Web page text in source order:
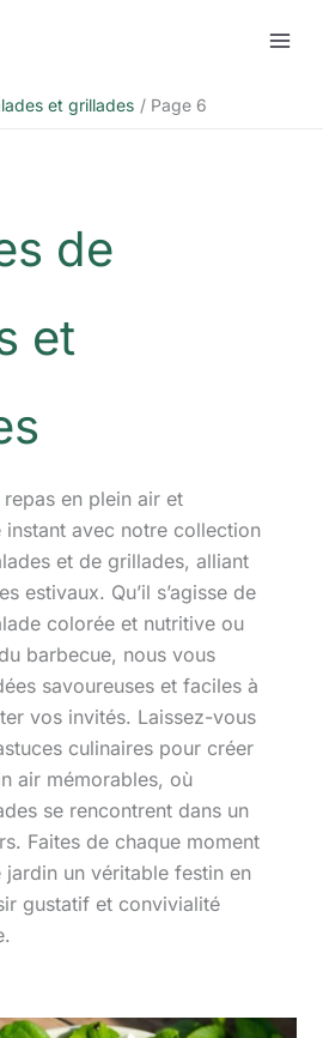
et grillades Page 6
de
et
en plein air et
instant avec notre collection
et de grillades, alliant
estivaux. Qu’il s’agisse de
colorée et nutritive ou
barbecue, nous vous
savoureuses et faciles à
vos invités. Laissez-vous
culinaires pour créer
air mémorables, où
se rencontrent dans un
Faites de chaque moment
jardin un véritable festin en
gustatif et convivialité